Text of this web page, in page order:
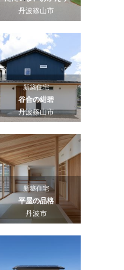
丹波篠山市
新築住宅
谷合の紺碧
丹波篠山市
新築住宅
平屋の品格
丹波市